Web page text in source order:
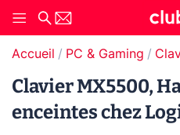
Accueil PC & Gaming
Clavier MX5500,
enceintes chez